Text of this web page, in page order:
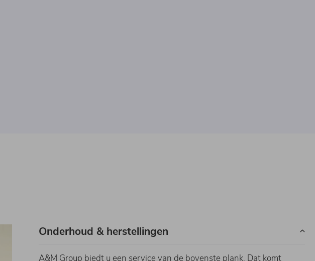
Onderhoud & herstellingen
A&M Group biedt u een service van de bovenste plank. Dat komt